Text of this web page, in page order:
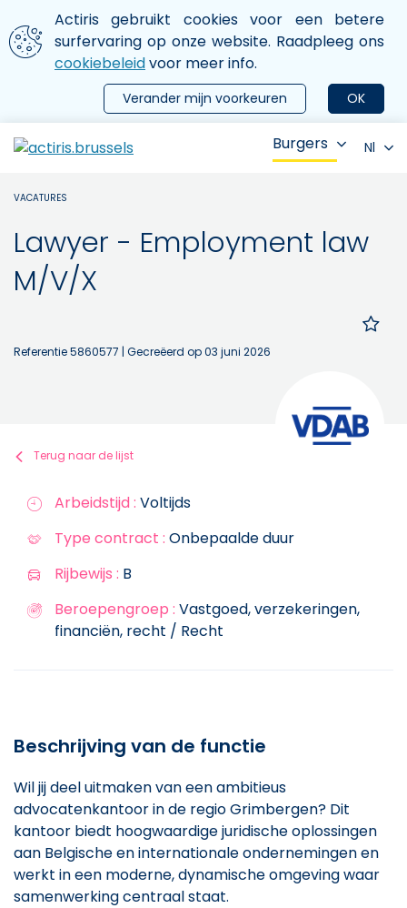
Aller au contenu principal
We gebruiken cookies
Actiris gebruikt cookies voor een betere
surfervaring op onze website. Raadpleeg ons
cookiebeleidvoor meer info.
OK
Verander mijn voorkeuren
le menu
Burgers Nl
VACATURES
Lawyer - Employment law
M/V/X
Referentie 5860577 | Gecreëerd op 03 juni 2026
Terug naar de lijst
Arbeidstijd : Voltijds
Type contract : Onbepaalde duur
Rijbewijs : B
Beroepengroep : Vastgoed, verzekeringen,
financiën, recht / Recht
Beschrijving van de functie
Wil jij deel uitmaken van een ambitieus
advocatenkantoor in de regio Grimbergen? Dit
kantoor biedt hoogwaardige juridische oplossingen
aan Belgische en internationale ondernemingen en
werkt in een moderne, dynamische omgeving waar
samenwerking centraal staat.